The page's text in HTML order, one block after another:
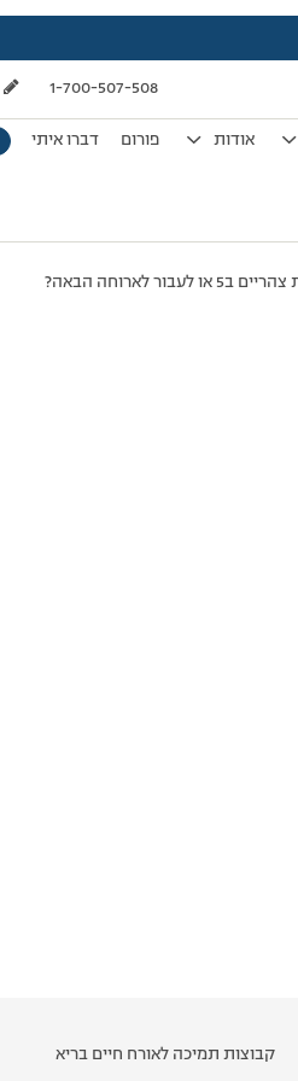
1-700-507-508
אודות פורום דברו איתי
קבוצות תמיכה לאורח חיים בריא